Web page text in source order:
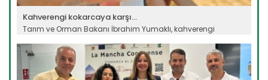
Kahverengi kokarcaya karşı...
Tarım ve Orman Bakanı İbrahim Yumaklı, kahverengi
Devamını Oku ->